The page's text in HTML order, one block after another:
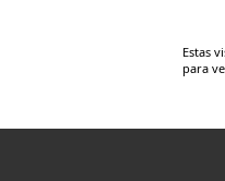
Estas
para